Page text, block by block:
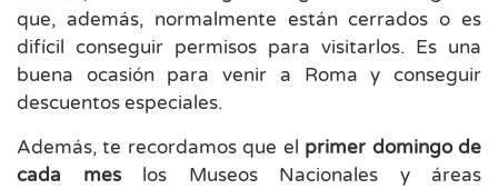
que, además, normalmente están cerrados o es
difícil conseguir permisos para visitarlos. Es una
buena ocasión para venir a Roma y conseguir
descuentos especiales.
Además, te recordamos que el primer domingo de
cada meslos Museos Nacionales y áreas